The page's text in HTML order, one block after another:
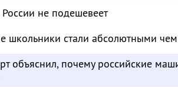
не подешевеет
школьники стали абсолютными
объяснил, почему российские